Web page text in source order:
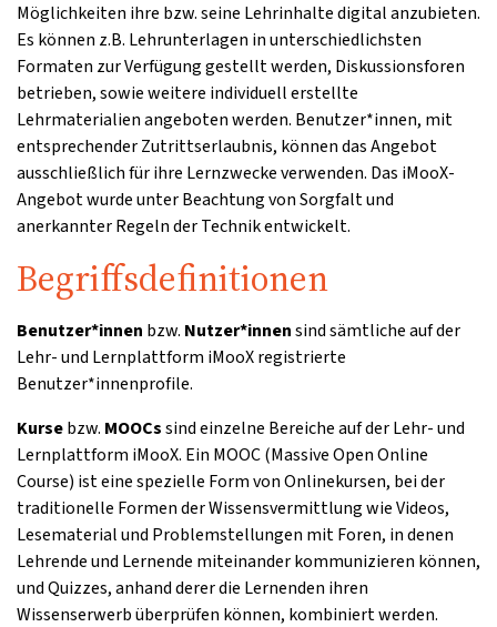
Möglichkeiten ihre bzw. seine Lehrinhalte digital anzubieten.
Es können z.B. Lehrunterlagen in unterschiedlichsten
Formaten zur Verfügung gestellt werden, Diskussionsforen
betrieben, sowie weitere individuell erstellte
Lehrmaterialien angeboten werden. Benutzer*innen, mit
entsprechender Zutrittserlaubnis, können das Angebot
ausschließlich für ihre Lernzwecke verwenden. Das iMooX-
Angebot wurde unter Beachtung von Sorgfalt und
anerkannter Regeln der Technik entwickelt.
Begriffsdefinitionen
Benutzer*innen bzw. Nutzer*innensind sämtliche auf der
Lehr- und Lernplattform iMooX registrierte
Benutzer*innenprofile.
Kursebzw. MOOCssind einzelne Bereiche auf der Lehr- und
Lernplattform iMooX. Ein MOOC (Massive Open Online
Course) ist eine spezielle Form von Onlinekursen, bei der
traditionelle Formen der Wissensvermittlung wie Videos,
Lesematerial und Problemstellungen mit Foren, in denen
Lehrende und Lernende miteinander kommunizieren können,
und Quizzes, anhand derer die Lernenden ihren
Wissenserwerb überprüfen können, kombiniert werden.